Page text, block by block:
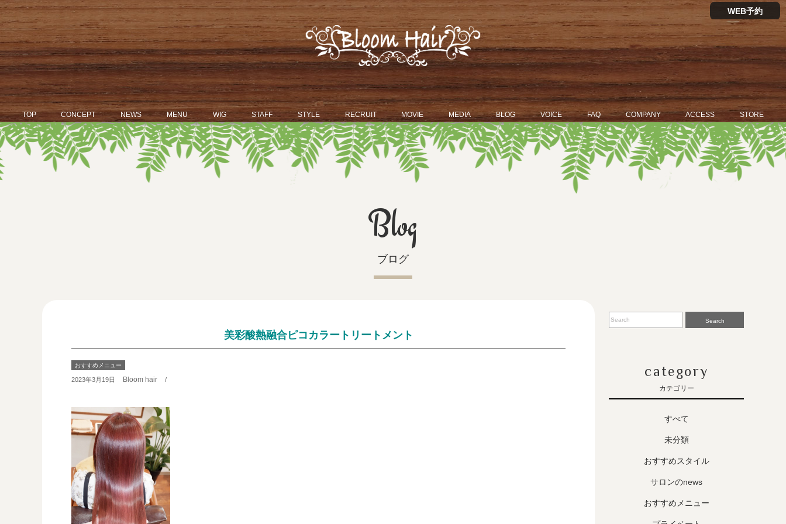
WEB予約
TOP CONCEPT NEWS MENU WIG STAFF STYLE RECRUIT MOVIE MEDIA BLOG VOICE FAQ COMPANY ACCESS STORE
Blog
ブログ
美彩酸熱融合ピコカラートリートメント
おすすめメニュー
2023年3月19日 Bloom hair /
Search
category
カテゴリー
すべて
未分類
おすすめスタイル
サロンのnews
おすすめメニュー